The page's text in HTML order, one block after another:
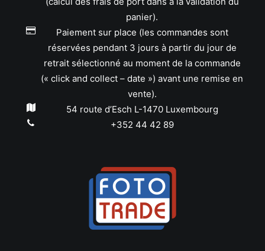
panier).
Paiement sur place (les commandes sont
réservées pendant 3 jours à partir du jour de
retrait sélectionné au moment de la commande
(« click and collect – date ») avant une remise en
vente).
54 route d’Esch L-1470 Luxembourg
+352 44 42 89